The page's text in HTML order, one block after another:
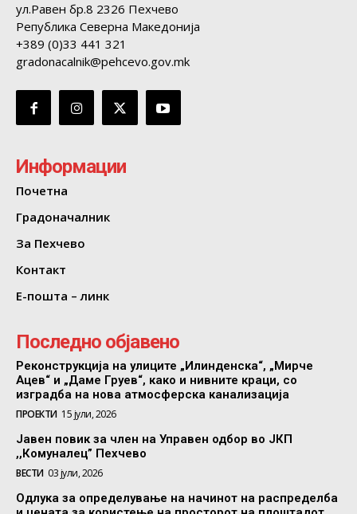
ул.Равен бр.8 2326 Пехчево
Република Северна Македонија
+389 (0)33 441 321
gradonacalnik@pehcevo.gov.mk
Информации
Почетна
Градоначалник
За Пехчево
Контакт
Е-пошта – линк
Последно објавено
Реконструкција на улиците „Илинденска“, „Мирче
Ацев“ и „Даме Груев“, како и нивните краци, со
изградба на нова атмосферска канализација
ПРОЕКТИ 15 јули, 2026
Јавен повик за член на Управен одбор во ЈКП
,,Комуналец” Пехчево
ВЕСТИ 03 јули, 2026
Одлука за определување на начинот на распределба